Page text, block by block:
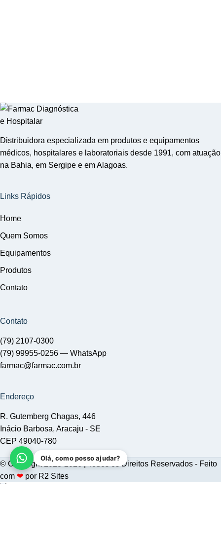
Distribuidora especializada em produtos e equipamentos
médicos, hospitalares e laboratoriais desde 1991, com atuação
na Bahia, em Sergipe e em Alagoas.
Links Rápidos
Home
Quem Somos
Equipamentos
Produtos
Contato
Contato
(79) 2107-0300
(79) 99955-0256 — WhatsApp
farmac@farmac.com.br
Endereço
R. Gutemberg Chagas, 446
Inácio Barbosa, Aracaju - SE
CEP 49040-780
© Copyright 2023-2026 | Todos os Direitos Reservados - Feito
com ❤ por R2 Sites
Olá, como posso ajudar?